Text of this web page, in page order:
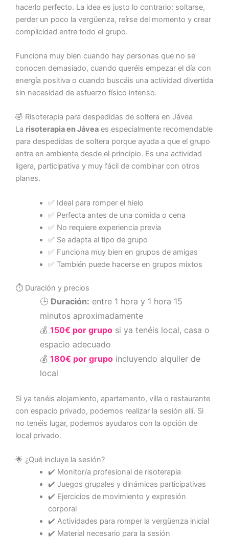
hacerlo perfecto. La idea es justo lo contrario: soltarse,
perder un poco la vergüenza, reírse del momento y crear
complicidad entre todo el grupo.
Funciona muy bien cuando hay personas que no se
conocen demasiado, cuando queréis empezar el día con
energía positiva o cuando buscáis una actividad divertida
sin necesidad de esfuerzo físico intenso.
🤣 Risoterapia para despedidas de soltera en Jávea
La risoterapia en Jávea es especialmente recomendable
para despedidas de soltera porque ayuda a que el grupo
entre en ambiente desde el principio. Es una actividad
ligera, participativa y muy fácil de combinar con otros
planes.
✅ Ideal para romper el hielo
✅ Perfecta antes de una comida o cena
✅ No requiere experiencia previa
✅ Se adapta al tipo de grupo
✅ Funciona muy bien en grupos de amigas
✅ También puede hacerse en grupos mixtos
⏱️ Duración y precios
🕒 Duración: entre 1 hora y 1 hora 15
minutos aproximadamente
💰 150€ por grupo si ya tenéis local, casa o
espacio adecuado
💰 180€ por grupo incluyendo alquiler de
local
Si ya tenéis alojamiento, apartamento, villa o restaurante
con espacio privado, podemos realizar la sesión allí. Si
no tenéis lugar, podemos ayudaros con la opción de
local privado.
🌟 ¿Qué incluye la sesión?
✔️ Monitor/a profesional de risoterapia
✔️ Juegos grupales y dinámicas participativas
✔️ Ejercicios de movimiento y expresión
corporal
✔️ Actividades para romper la vergüenza inicial
✔️ Material necesario para la sesión